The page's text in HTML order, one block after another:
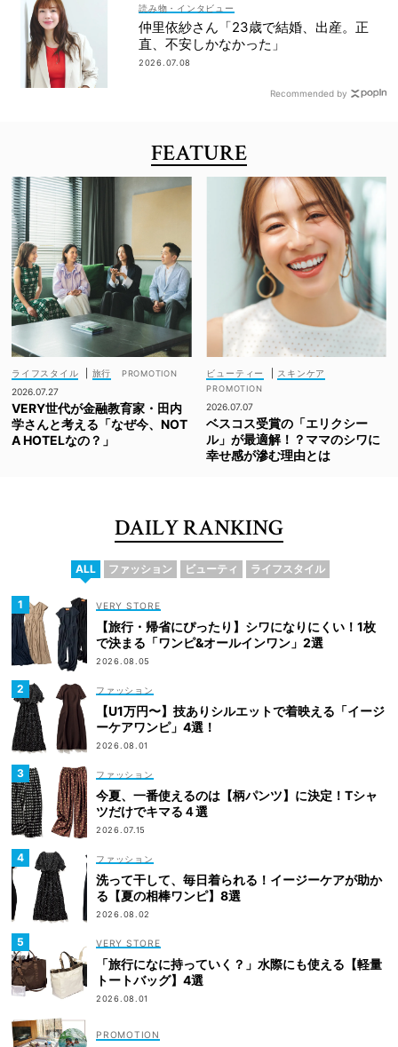
読み物・インタビュー
仲里依紗さん「23歳で結婚、出産。正
直、不安しかなかった」
2026.07.08
Recommended by
FEATURE
ライフスタイル
旅行
2026.07.27
VERY世代が金融教育家・田内
学さんと考える「なぜ今、NOT
A HOTELなの？」
ビューティー スキンケア
2026.07.07
ベスコス受賞の「エリクシー
ル」が最適解！？ママのシワに
幸せ感が滲む理由とは
DAILY RANKING
ALL ファッション ビューティ ライフスタイル
VERY STORE
【旅行・帰省にぴったり】シワになりにくい！1枚
で決まる「ワンピ&オールインワン」2選
2026.08.05
ファッション
【U1万円〜】技ありシルエットで着映える「イージ
ーケアワンピ」4選！
2026.08.01
ファッション
今夏、一番使えるのは【柄パンツ】に決定！Tシャ
ツだけでキマる４選
2026.07.15
ファッション
洗って干して、毎日着られる！イージーケアが助か
る【夏の相棒ワンピ】8選
2026.08.02
VERY STORE
「旅行になに持っていく？」水際にも使える【軽量
トートバッグ】4選
2026.08.01